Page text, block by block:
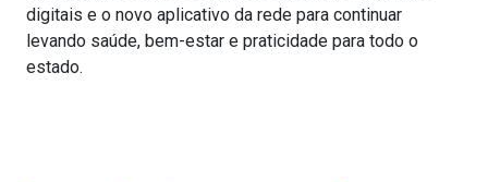
digitais e o novo aplicativo da rede para continuar
levando saúde, bem-estar e praticidade para todo o
estado.